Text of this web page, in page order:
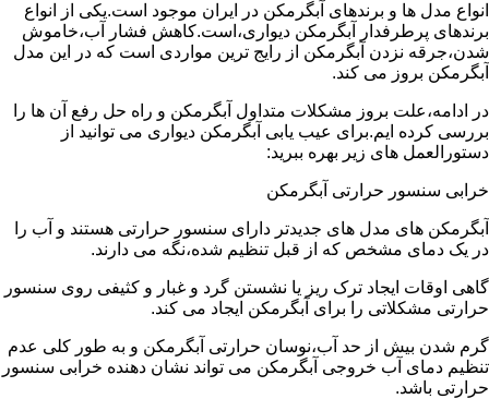
انواع مدل ها و برندهای آبگرمکن در ایران موجود است.یکی از انواع
برندهای پرطرفدار آبگرمکن دیواری،است.کاهش فشار آب،خاموش
شدن،جرقه نزدن آبگرمکن از رایج ترین مواردی است که در این مدل
آبگرمکن بروز می کند.
در ادامه،علت بروز مشکلات متداول آبگرمکن و راه حل رفع آن ها را
بررسی کرده ایم.برای عیب یابی آبگرمکن دیواری می توانید از
دستورالعمل های زیر بهره ببرید:
خرابی سنسور حرارتی آبگرمکن
آبگرمکن های مدل های جدیدتر دارای سنسور حرارتی هستند و آب را
در یک دمای مشخص که از قبل تنظیم شده،نگه می دارند.
گاهی اوقات ایجاد ترک ریز یا نشستن گرد و غبار و کثیفی روی سنسور
حرارتی مشکلاتی را برای آبگرمکن ایجاد می کند.
گرم شدن بیش از حد آب،نوسان حرارتی آبگرمکن و به طور کلی عدم
تنظیم دمای آب خروجی آبگرمکن می تواند نشان دهنده خرابی سنسور
حرارتی باشد.